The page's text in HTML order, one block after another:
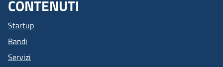
CONTENUTI
Startup
Bandi
Servizi